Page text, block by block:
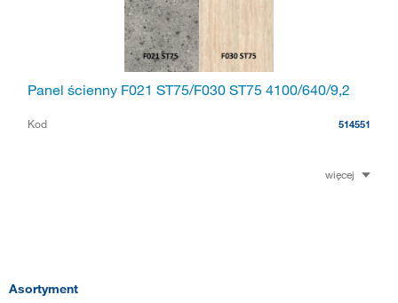
Panel ścienny F021 ST75/F030 ST75 4100/640/9,2
Kod 514551
więcej
Asortyment